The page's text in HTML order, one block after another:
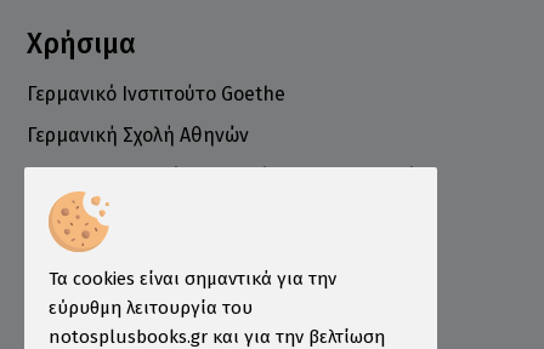
Χρήσιμα
Γερμανικό Ινστιτούτο Goethe
Γερμανική Σχολή Αθηνών
Επιμελητήριο
Ινστιτούτο ÖSD Ελλάδας
Πληροφορίες
Τρόποι Παραγγελίας
Τα cookies είναι σημαντικά για την
εύρυθμη λειτουργία του
notosplusbooks.gr και για την βελτίωση